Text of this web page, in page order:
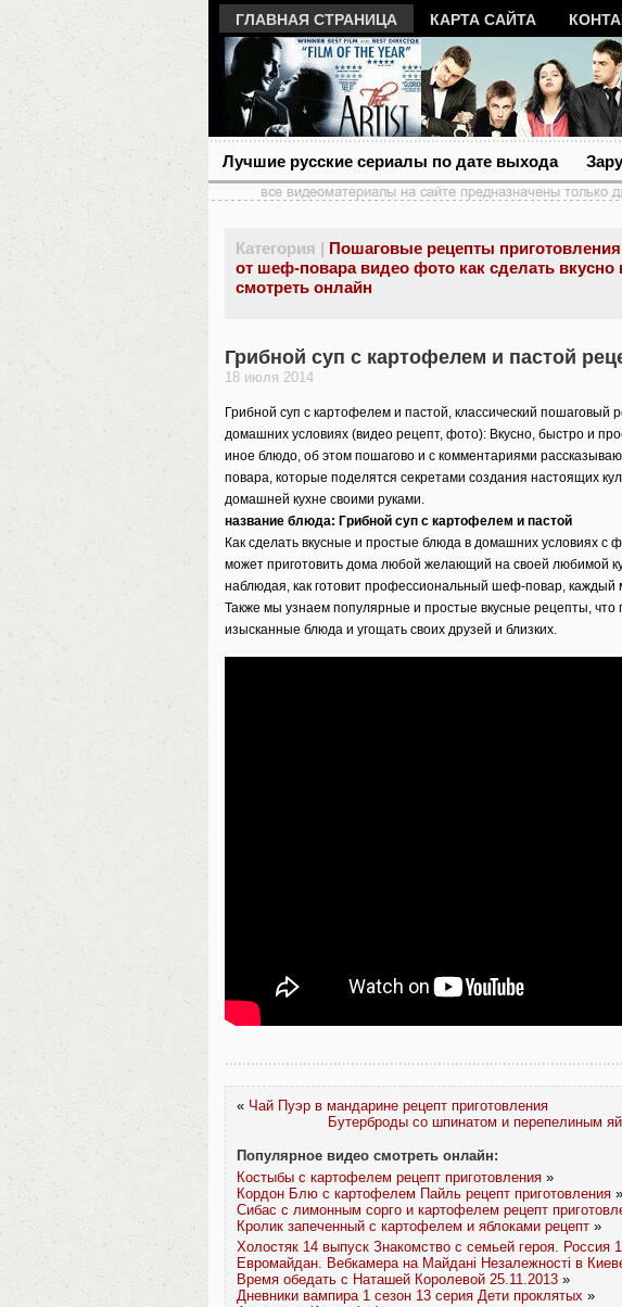
ГЛАВНАЯ СТРАНИЦА КАРТА САЙТА
Лучшие русские сериалы по дате выхода
Категория | Пошаговые рецепты
от шеф-повара видео фото как сделать вкусно
смотреть онлайн
Грибной суп с картофелем и пастой
18 июля 2014
Грибной суп с картофелем и пастой, классический пошаговый
домашних условиях (видео рецепт, фото): Вкусно, быстро и
иное блюдо, об этом пошагово и с комментариями
повара, которые поделятся секретами создания настоящих
домашней кухне своими руками.
название блюда: Грибной суп с картофелем и пастой
Как сделать вкусные и простые блюда в домашних условиях с
может приготовить дома любой желающий на своей любимой
наблюдая, как готовит профессиональный шеф-повар, каждый
Также мы узнаем популярные и простые вкусные рецепты, что
изысканные блюда и угощать своих друзей и близких.
« Чай Пуэр в мандарине рецепт приготовления
Бутерброды со шпинатом и перепелиным
Популярное видео смотреть онлайн:
Костыбы с картофелем рецепт приготовления »
Кордон Блю с картофелем Пайль рецепт приготовления »
Сибас с лимонным сорго и картофелем рецепт
Кролик запеченный с картофелем и яблоками рецепт »
Холостяк 14 выпуск Знакомство с семьей героя. Россия
Евромайдан. Вебкамера на Майданi Незалежності в
Время обедать с Наташей Королевой 25.11.2013 »
Дневники вампира 1 сезон 13 серия Дети проклятых »